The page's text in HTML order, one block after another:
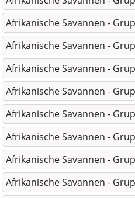
Afrikanische Savannen -
Afrikanische Savannen -
Afrikanische Savannen -
Afrikanische Savannen -
Afrikanische Savannen -
Afrikanische Savannen -
Afrikanische Savannen -
Afrikanische Savannen -